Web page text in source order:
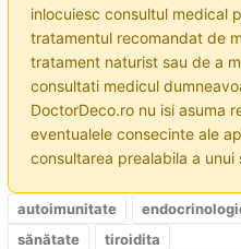
inlocuiesc consultul medical
tratamentul recomandat de
tratament naturist sau de a
consultati medicul
DoctorDeco.ro nu isi asuma
eventualele consecinte ale
consultarea prealabila a unui
autoimunitate
sănătate
tiroidita